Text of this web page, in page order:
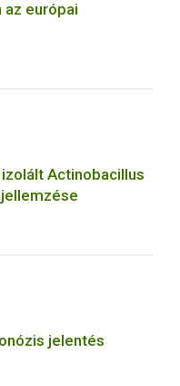
az európai
Actinobacillus
jelentés